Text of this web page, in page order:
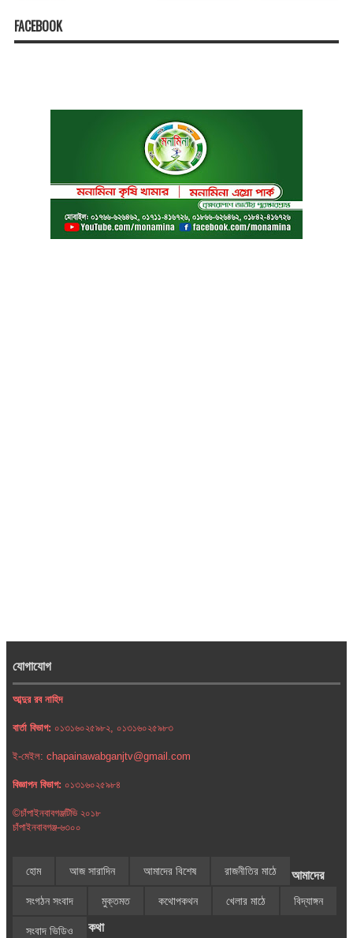
FACEBOOK
যোগাযোগ
আব্দুর রব নাহিদ
বার্তা বিভাগ: ০১৩১৬০২৫৯৮২, ০১৩১৬০২৫৯৮৩
ই-মেইল: chapainawabganjtv@gmail.com
বিজ্ঞাপন বিভাগ: ০১৩১৬০২৫৯৮৪
©চাঁপাইনবাবগঞ্জটিভি ২০১৮
চাঁপাইনবাবগঞ্জ-৬৩০০
হোম আজ সারাদিন আমাদের বিশেষ রাজনীতির মাঠে
সংগঠন সংবাদ মুক্তমত কথোপকথন খেলার মাঠে বিদ্যাঙ্গন
সংবাদ ভিডিও
আমাদের
কথা